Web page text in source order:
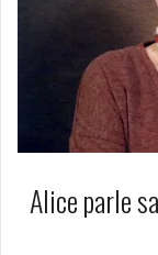
Alice parle